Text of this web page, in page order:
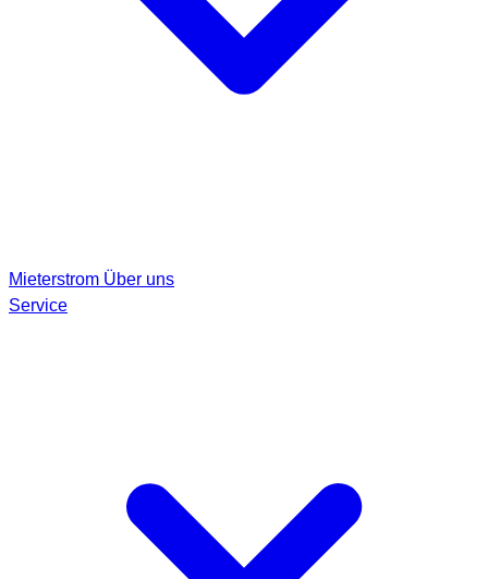
Mieterstrom Über uns
Service